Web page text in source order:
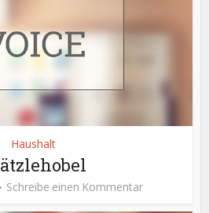
Haushalt
Schreibe einen Kommentar